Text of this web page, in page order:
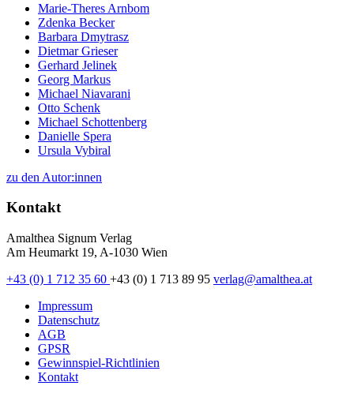
Marie-Theres Arnbom
Zdenka Becker
Barbara Dmytrasz
Dietmar Grieser
Gerhard Jelinek
Georg Markus
Michael Niavarani
Otto Schenk
Michael Schottenberg
Danielle Spera
Ursula Vybiral
zu den Autor:innen
Kontakt
Amalthea Signum Verlag
Am Heumarkt 19, A-1030 Wien
+43 (0) 1 712 35 60 +43 (0) 1 713 89 95 verlag@amalthea.at
Impressum
Datenschutz
AGB
GPSR
Gewinnspiel-Richtlinien
Kontakt